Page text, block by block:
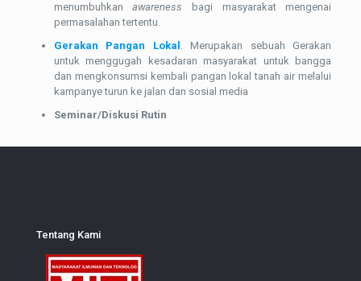
menumbuhkanawareness bagi masyarakat mengenai
permasalahan tertentu.
Gerakan Pangan Lokal . Merupakan sebuah Gerakan
untuk menggugah kesadaran masyarakat untuk bangga
dan mengkonsumsi kembali pangan lokal tanah air melalui
kampanye turun ke jalan dan sosial media
Seminar/Diskusi Rutin
Tentang Kami